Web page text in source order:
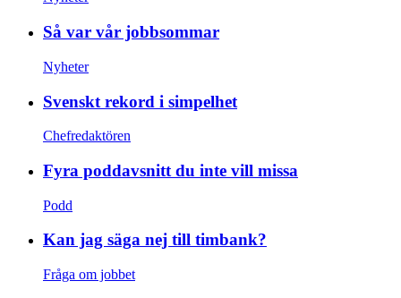
Så var vår jobbsommar
Nyheter
Svenskt rekord i simpelhet
Chefredaktören
Fyra poddavsnitt du inte vill missa
Podd
Kan jag säga nej till timbank?
Fråga om jobbet